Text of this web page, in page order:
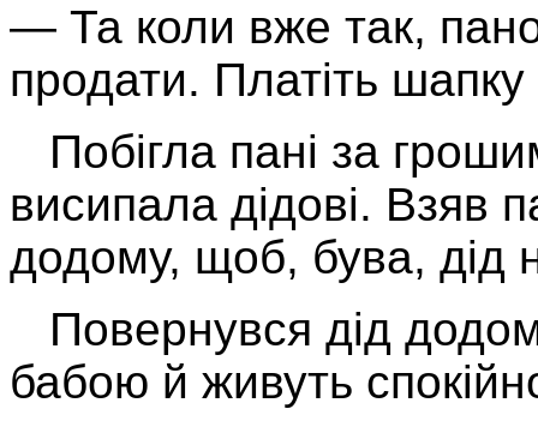
— Та коли вже так,
продати. Платіть
Побігла пані за
висипала дідові.
додому, щоб, бува, дід
Повернувся дід
бабою й живуть